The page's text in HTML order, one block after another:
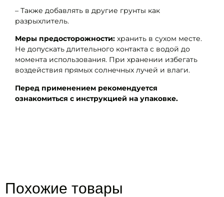
– Также добавлять в другие грунты как
разрыхлитель.
Меры предосторожности: хранить в сухом месте.
Не допускать длительного контакта с водой до
момента использования. При хранении избегать
воздействия прямых солнечных лучей и влаги.
Перед применением рекомендуется
ознакомиться с инструкцией на упаковке.
Похожие товары